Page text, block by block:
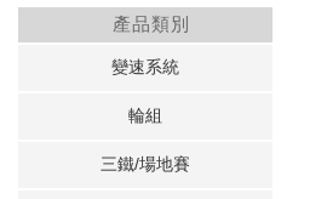
產品類別
變速系統
輪組
三鐵/場地賽